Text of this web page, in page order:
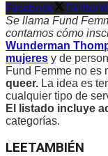
Facebook Twitter
Se llama Fund
contamos cómo
Wunderman
mujeres y de
Fund Femme no es
queer. La idea es
cualquier tipo de
El listado incluye
categorías.
LEETAMBIÉN